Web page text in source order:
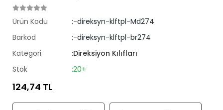
Ürün Kodu
:-direksyn-klftpl-Md274
Barkod
:-direksyn-klftpl-br274
Kategori
:Direksiyon Kılıfları
Stok
:20+
124,74 TL